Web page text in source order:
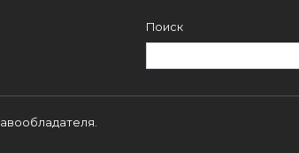
Поиск